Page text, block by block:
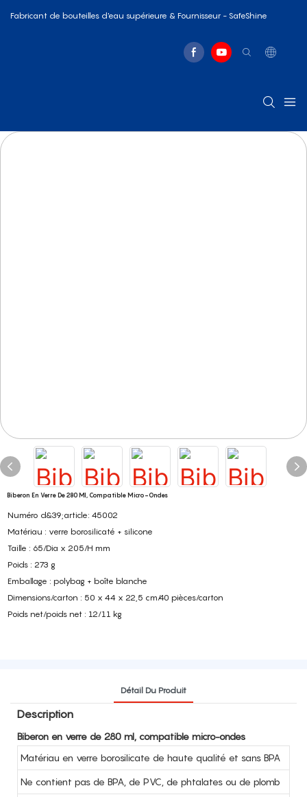
Fabricant de bouteilles d'eau supérieure & Fournisseur - SafeShine
Biberon En Verre De 280 Ml, Compatible Micro-Ondes
Numéro d&39;article: 45002
Matériau : verre borosilicaté + silicone
Taille : 65/Dia x 205/H mm
Poids : 273 g
Emballage : polybag + boîte blanche
Dimensions/carton : 50 x 44 x 22,5 cm/40 pièces/carton
Poids net/poids net : 12/11 kg
Détail Du Produit
Description
Biberon en verre de 280 ml, compatible micro-ondes
Matériau en verre borosilicate de haute qualité et sans BPA
Ne contient pas de BPA, de PVC, de phtalates ou de plomb